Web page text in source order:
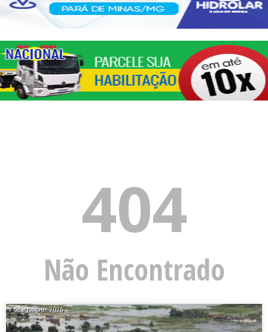
404
Não Encontrado
7 de agosto de 2026